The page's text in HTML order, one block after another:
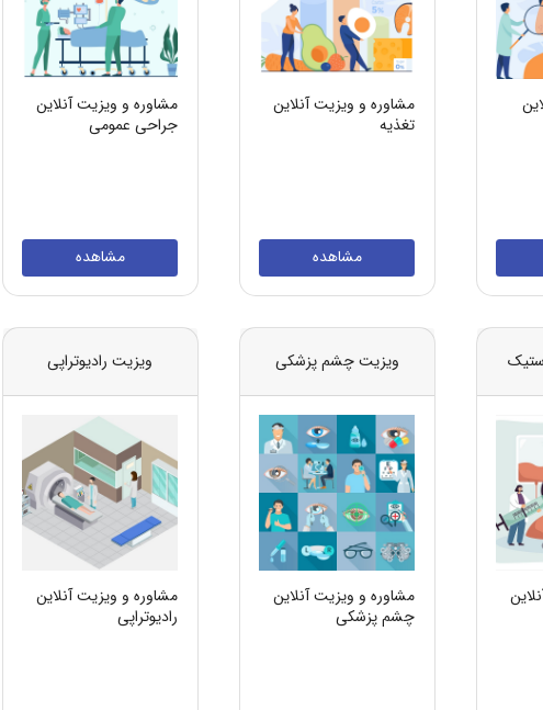
مشاوره و ویزیت آنلاین
تغذیه
مشاهده
مشاوره و ویزیت آنلاین
جراحی عمومی
مشاهده
ویزیت چشم پزشکی
مشاوره و ویزیت آنلاین
چشم پزشکی
ویزیت رادیوتراپی
مشاوره و ویزیت آنلاین
رادیوتراپی